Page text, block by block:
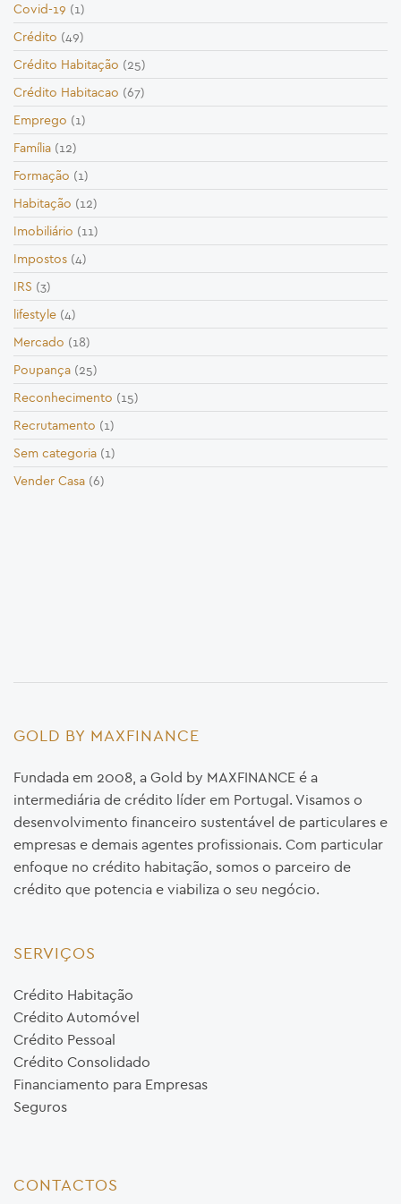
Covid-19 (1)
Crédito (49)
Crédito Habitação (25)
Crédito Habitacao (67)
Emprego (1)
Família (12)
Formação (1)
Habitação (12)
Imobiliário (11)
Impostos (4)
IRS (3)
lifestyle (4)
Mercado (18)
Poupança (25)
Reconhecimento (15)
Recrutamento (1)
Sem categoria (1)
Vender Casa (6)
GOLD BY MAXFINANCE
Fundada em 2008, a Gold by MAXFINANCE é a
intermediária de crédito líder em Portugal. Visamos o
desenvolvimento financeiro sustentável de particulares e
empresas e demais agentes profissionais. Com particular
enfoque no crédito habitação, somos o parceiro de
crédito que potencia e viabiliza o seu negócio.
SERVIÇOS
Crédito Habitação
Crédito Automóvel
Crédito Pessoal
Crédito Consolidado
Financiamento para Empresas
Seguros
CONTACTOS